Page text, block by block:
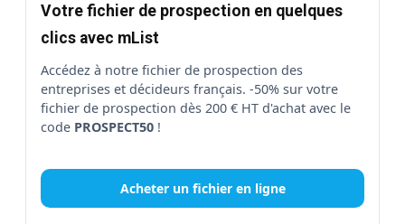
Votre fichier de prospection en quelques
clics avec mList
Accédez à notre fichier de prospection des
entreprises et décideurs français. -50% sur votre
fichier de prospection dès 200 € HT d'achat avec le
code PROSPECT50 !
Acheter un fichier en ligne